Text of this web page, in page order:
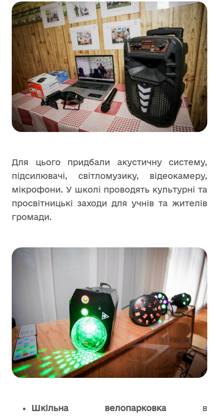
Для цього придбали акустичну систему,
підсилювачі, світломузику, відеокамеру,
мікрофони. У школі проводять культурні та
просвітницькі заходи для учнів та жителів
громади.
Шкільна велопарковка в